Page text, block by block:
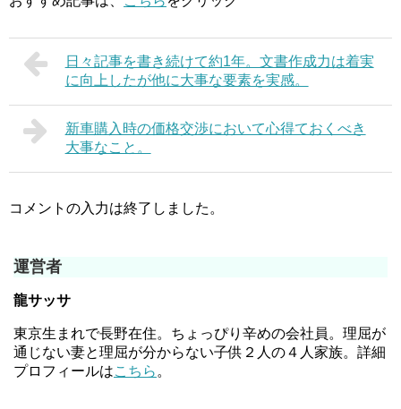
日々記事を書き続けて約1年。文書作成力は着実
に向上したが他に大事な要素を実感。
新車購入時の価格交渉において心得ておくべき
大事なこと。
コメントの入力は終了しました。
運営者
龍サッサ
東京生まれで長野在住。ちょっぴり辛めの会社員。理屈が
通じない妻と理屈が分からない子供２人の４人家族。詳細
プロフィールはこちら 。